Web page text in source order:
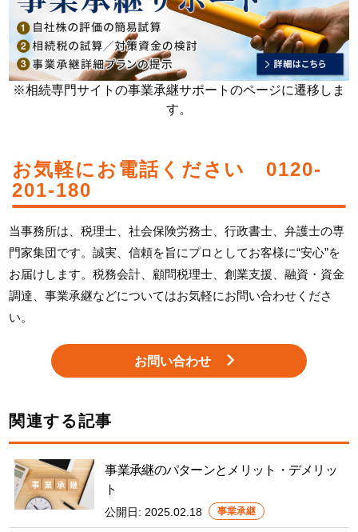
※相続専門サイトの事業承継サポートのページに遷移しま
す。
お気軽にお電話ください 0120-
201-180
当事務所は、税理士、社会保険労務士、行政書士、弁護士の専
門家集団です。誠実、信頼を旨にプロとしてお客様に“安心”を
お届けします。税務会計、顧問税理士、創業支援、融資・資金
調達、事業承継などについてはお気軽にお問い合わせくださ
い。
お問い合わせ
関連する記事
事業承継のパターンとメリット・デメリッ
ト
公開日: 2025.02.18 事業承継